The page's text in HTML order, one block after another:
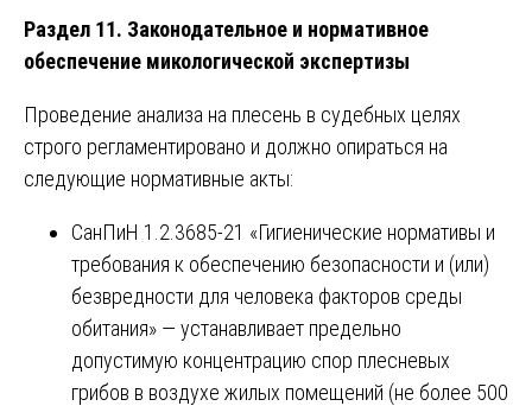
Раздел 11. Законодательное и нормативное
обеспечение микологической экспертизы
Проведение анализа на плесень в судебных целях
строго регламентировано и должно опираться на
следующие нормативные акты:
СанПиН 1.2.3685-21 «Гигиенические нормативы и
требования к обеспечению безопасности и (или)
безвредности для человека факторов среды
обитания» — устанавливает предельно
допустимую концентрацию спор плесневых
грибов в воздухе жилых помещений (не более 500